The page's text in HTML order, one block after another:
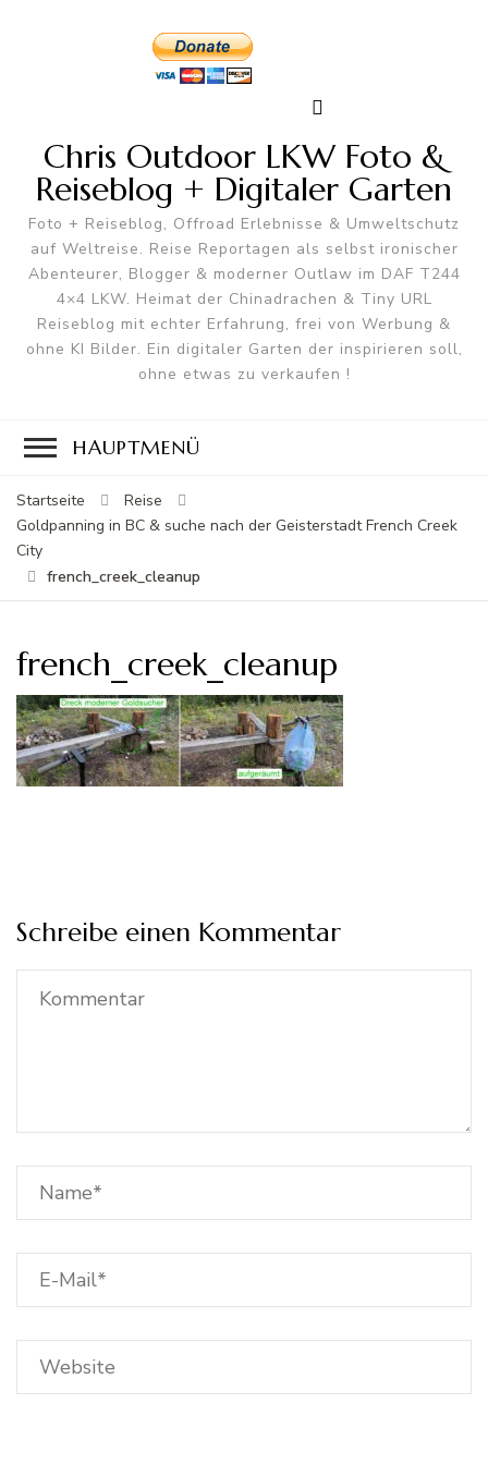
Chris Outdoor LKW Foto &
Reiseblog + Digitaler Garten
Foto + Reiseblog, Offroad Erlebnisse & Umweltschutz
auf Weltreise. Reise Reportagen als selbst ironischer
Abenteurer, Blogger & moderner Outlaw im DAF T244
4×4 LKW. Heimat der Chinadrachen & Tiny URL
Reiseblog mit echter Erfahrung, frei von Werbung &
ohne KI Bilder. Ein digitaler Garten der inspirieren soll,
ohne etwas zu verkaufen !
HAUPTMENÜ
Startseite
Reise
Goldpanning in BC & suche nach der Geisterstadt French Creek
City
french_creek_cleanup
french_creek_cleanup
Schreibe einen Kommentar